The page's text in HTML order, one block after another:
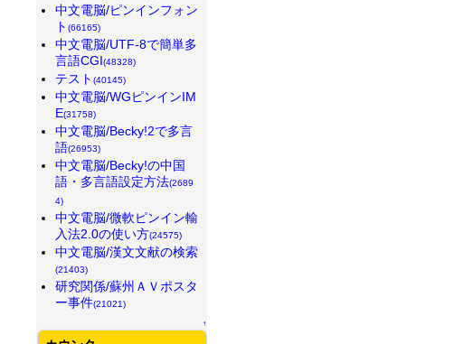
中文電脳/ピンインフォン
ト(66165)
中文電脳/UTF-8で簡単多
言語CGI(48328)
テスト(40145)
中文電脳/WGピンインIM
E(31758)
中文電脳/Becky!2で多言
語(26953)
中文電脳/Becky!の中国
語・多言語設定方法(2689
4)
中文電脳/微軟ピンイン輸
入法2.0の使い方(24575)
中文電脳/漢文文献の検索
(21403)
研究関係/蘇州ＡＶポスタ
ー事件(21021)
↑